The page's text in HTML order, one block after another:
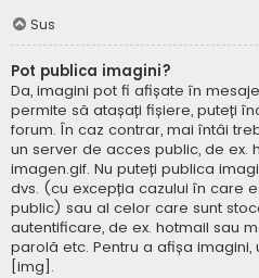
Sus
Pot publica imagini?
Da, imagini pot fi afișate în
permite să atașați fișiere, puteți
forum. În caz contrar, mai întâi
un server de acces public, de
imagen.gif. Nu puteți publica
dvs. (cu excepția cazului în care
public) sau al celor care sunt
autentificare, de ex. hotmail sau
parolă etc. Pentru a afișa imagini,
[img].